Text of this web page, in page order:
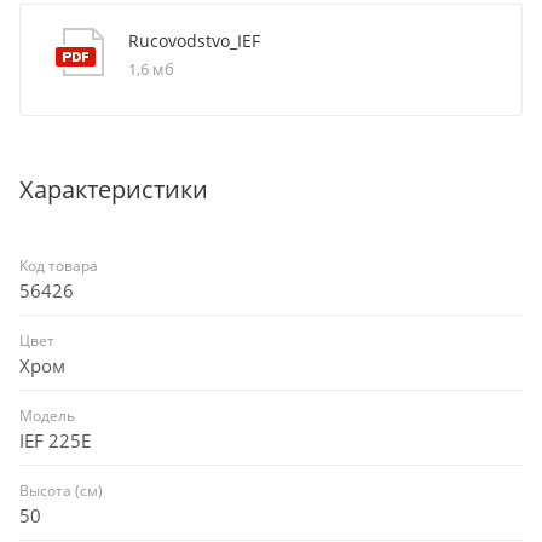
Rucovodstvo_IEF
1,6 мб
Характеристики
Код товара
56426
Цвет
Хром
Модель
IEF 225E
Высота (см)
50